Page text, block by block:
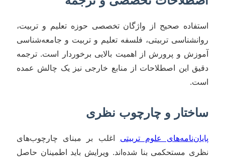
استفاده صحیح از واژگان تخصصی حوزه تعلیم و تربیت،
روانشناسی تربیتی، فلسفه تعلیم و تربیت و جامعه‌شناسی
آموزش و پرورش از اهمیت بالایی برخوردار است. ترجمه
دقیق این اصطلاحات از منابع خارجی نیز یک چالش عمده
است.
ساختار و چارچوب نظری
پایان‌نامه‌های علوم تربیتی اغلب بر مبنای چارچوب‌های
نظری مستحکمی بنا شده‌اند. ویرایش باید اطمینان حاصل